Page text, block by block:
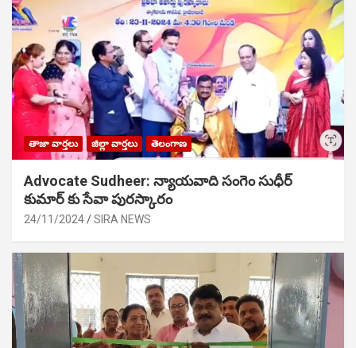
తాజా వార్తలు జిల్లా వార్తలు తెలంగాణ
Advocate Sudheer: న్యాయవాది సంగెం సుధీర్
కుమార్ కు సేవా పురస్కారం
24/11/2024 SIRA NEWS